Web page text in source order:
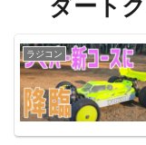
ラジコン